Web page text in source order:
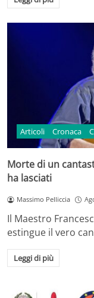
Articoli Cronaca
Morte di un
ha lasciati
Massimo Pelliccia
Il Maestro
estingue il vero
Leggi di più